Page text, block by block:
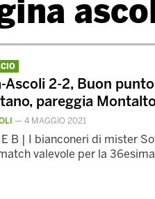
Ascoli 2-2, Buon
pareggia Montalto
— 4 MAGGIO 2021
B | I bianconeri di mister
valevole per la